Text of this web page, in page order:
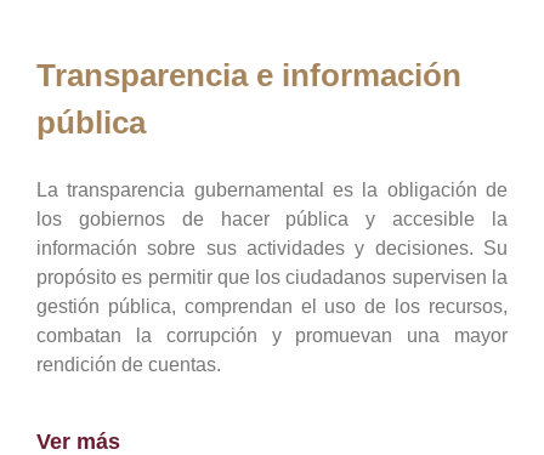
Transparencia e información
pública
La transparencia gubernamental es la obligación de
los gobiernos de hacer pública y accesible la
información sobre sus actividades y decisiones. Su
propósito es permitir que los ciudadanos supervisen la
gestión pública, comprendan el uso de los recursos,
combatan la corrupción y promuevan una mayor
rendición de cuentas.
Ver más